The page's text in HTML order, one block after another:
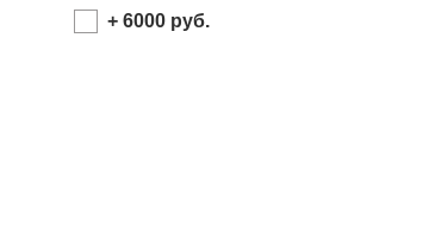
+ 6000 руб.